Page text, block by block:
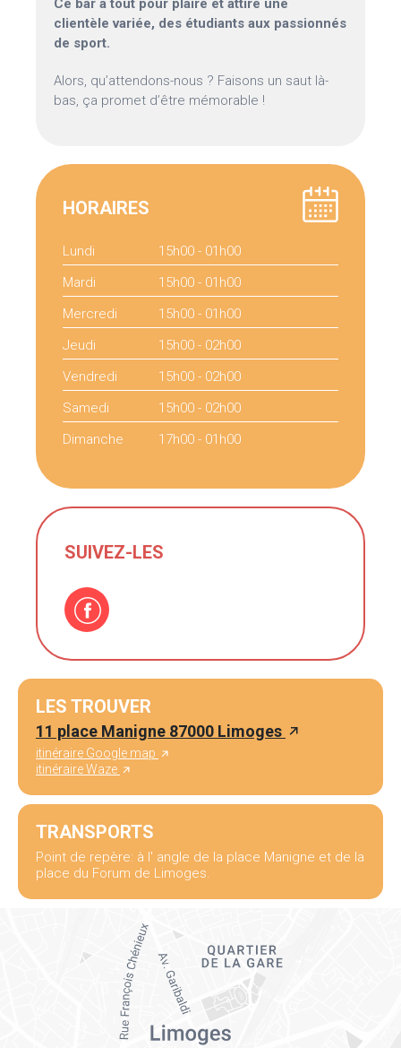
Ce bar a tout pour plaire et attire une
clientèle variée, des étudiants aux passionnés
de sport.
Alors, qu’attendons-nous ? Faisons un saut là-
bas, ça promet d’être mémorable !
HORAIRES
Lundi
15h00 - 01h00
Mardi
15h00 - 01h00
Mercredi
15h00 - 01h00
Jeudi
15h00 - 02h00
Vendredi
15h00 - 02h00
Samedi
15h00 - 02h00
Dimanche
17h00 - 01h00
SUIVEZ-LES
LES TROUVER
11 place Manigne 87000 Limoges
itinéraire Google map
itinéraire Waze
TRANSPORTS
Point de repère: à l' angle de la place Manigne et de la
place du Forum de Limoges.